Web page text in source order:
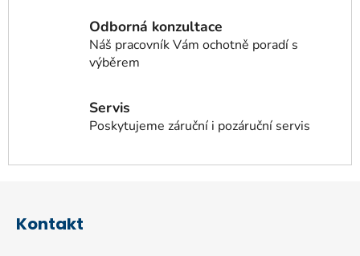
k
y
i
s
Odborná konzultace
Náš pracovník Vám ochotně poradí s
výběrem
Servis
Poskytujeme záruční i pozáruční servis
Kontakt